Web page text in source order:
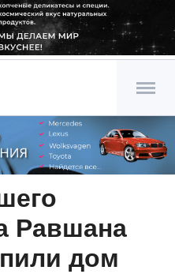
Равшана
дом